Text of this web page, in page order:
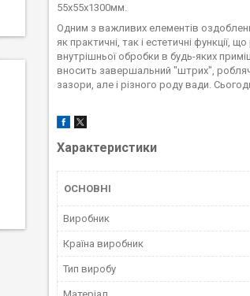
55х55х1300мм.
Одним з важливих елементів
як практичні, так і естетичні функції,
внутрішньої обробки в будь-яких
вносить завершальний "штрих",
зазори, але і різного роду вади.
Характеристики
ОСНОВНІ
Виробник
Країна виробник
Тип виробу